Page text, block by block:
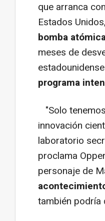
que arranca
Estados
bomba
meses de
programa
"Solo
innovación
laboratorio
proclama
personaje de
también podría